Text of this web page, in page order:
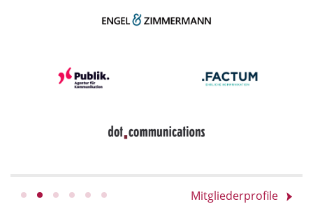
Mitgliederprofile